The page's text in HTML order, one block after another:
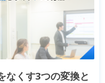
なくす3つの変換と